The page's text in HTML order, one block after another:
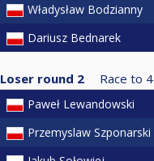
Władysław Bodzianny
Dariusz Bednarek
Loser round 2 Race to 4
Paweł Lewandowski
Przemyslaw Szponarski